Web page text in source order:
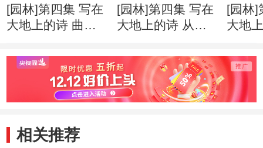
[园林]第四集 写在
大地上的诗 曲江
[园林]第四集 写在
大地上的诗 从河
[园林]
大地
相关推荐